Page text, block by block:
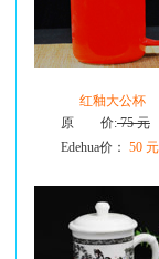
红釉大公杯
原 价:75 元
Edehua价： 50 元